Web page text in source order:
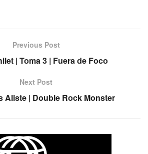
Previous Post
| Toma 3 | Fuera de Foco
Next Post
Aliste | Double Rock Monster